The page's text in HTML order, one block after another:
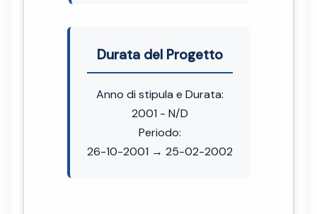
Durata del Progetto
Anno di stipula e Durata:
2001 - N/D
Periodo:
26-10-2001 → 25-02-2002